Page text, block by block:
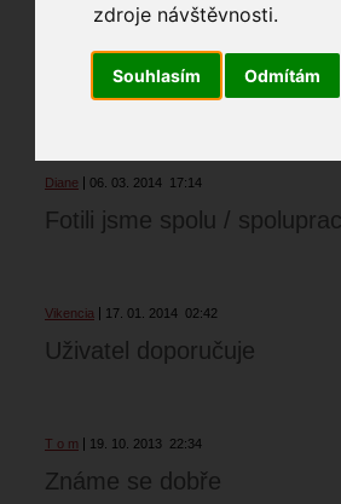
zdroje návštěvnosti.
Souhlasím Odmítám
09. 04. 2014 23:21
Fotili jsme spolu /
Diane 06. 03. 2014 17:14
Fotili jsme spolu /
Vikencia 17. 01. 2014 02:42
Uživatel doporučuje
T o m 19. 10. 2013 22:34
Známe se dobře